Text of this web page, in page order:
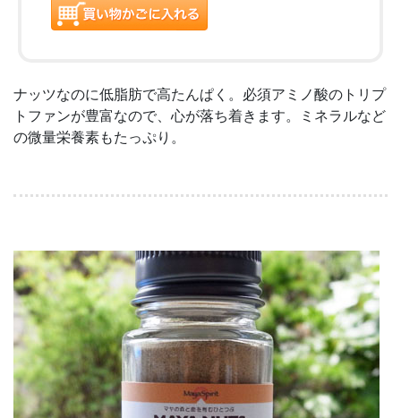
ナッツなのに低脂肪で高たんぱく。必須アミノ酸のトリプ
トファンが豊富なので、心が落ち着きます。ミネラルなど
の微量栄養素もたっぷり。